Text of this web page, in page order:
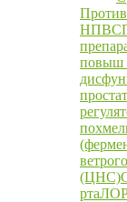
НПВС
повыш
(ЦНС)
рта